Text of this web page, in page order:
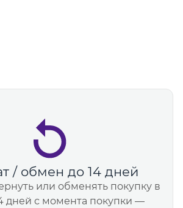
/ обмен до 14 дней
или обменять покупку в
дней с момента покупки —